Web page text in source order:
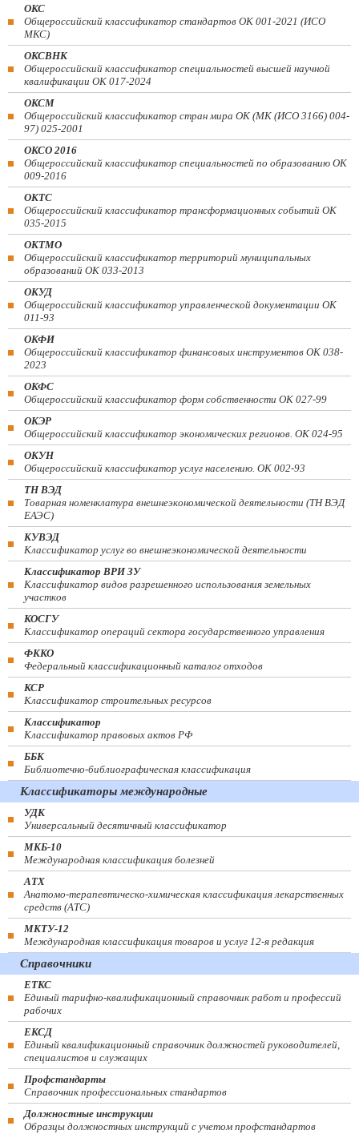
ОКС
Общероссийский классификатор стандартов ОК 001-2021 (ИСО
МКС)
ОКСВНК
Общероссийский классификатор специальностей высшей научной
квалификации ОК 017-2024
ОКСМ
Общероссийский классификатор стран мира ОК (МК (ИСО 3166) 004-
97) 025-2001
ОКСО 2016
Общероссийский классификатор специальностей по образованию ОК
009-2016
ОКТС
Общероссийский классификатор трансформационных событий ОК
035-2015
ОКТМО
Общероссийский классификатор территорий муниципальных
образований ОК 033-2013
ОКУД
Общероссийский классификатор управленческой документации ОК
011-93
ОКФИ
Общероссийский классификатор финансовых инструментов OK 038-
2023
ОКФС
Общероссийский классификатор форм собственности ОК 027-99
ОКЭР
Общероссийский классификатор экономических регионов. ОК 024-95
ОКУН
Общероссийский классификатор услуг населению. ОК 002-93
ТН ВЭД
Товарная номенклатура внешнеэкономической деятельности (ТН ВЭД
ЕАЭС)
КУВЭД
Классификатор услуг во внешнеэкономической деятельности
Классификатор ВРИ ЗУ
Классификатор видов разрешенного использования земельных
участков
КОСГУ
Классификатор операций сектора государственного управления
ФККО
Федеральный классификационный каталог отходов
КСР
Классификатор строительных ресурсов
Классификатор
Классификатор правовых актов РФ
ББК
Библиотечно-библиографическая классификация
Классификаторы международные
УДК
Универсальный десятичный классификатор
МКБ-10
Международная классификация болезней
АТХ
Анатомо-терапевтическо-химическая классификация лекарственных
средств (ATC)
МКТУ-12
Международная классификация товаров и услуг 12-я редакция
Справочники
ЕТКС
Единый тарифно-квалификационный справочник работ и профессий
рабочих
ЕКСД
Единый квалификационный справочник должностей руководителей,
специалистов и служащих
Профстандарты
Справочник профессиональных стандартов
Должностные инструкции
Образцы должностных инструкций с учетом профстандартов